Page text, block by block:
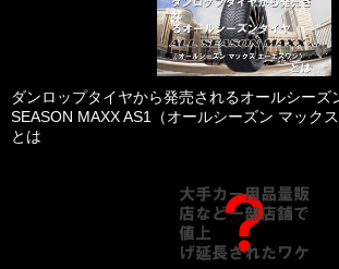
ダンロップタイヤから発売されるオールシーズ
SEASON MAXX AS1（オールシーズン マック
とは